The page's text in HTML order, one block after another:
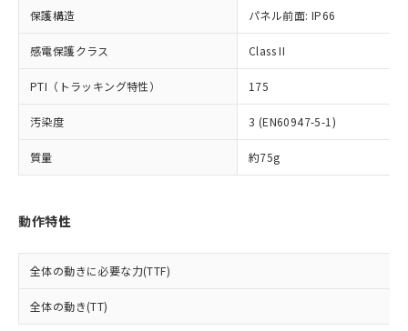
保護構造 パネル前面: IP66
感電保護クラス Class II
PTI（トラッキング特性） 175
汚染度 3 (EN60947-5-1)
質量 約75g
動作特性
全体の動きに必要な力(TTF)
全体の動き(TT)
販売ネットワーク
」をご確認
在庫状況および標準価格結果を当社の
事前の承諾なく第三者に漏洩または開
示しないようお願いします。
マイパーツ機能（部品リスト作成サー
ビス）をご利用いただくには、I-Web
メンバーズにご登録されている必要が
引・商談に必要な範囲で利用すること
をご了承ください。
※当社の共同利用者とは、
の共同利用に関して"
の「1.共同利
図的な使用がないことを確認しています。
部品在庫の切り替え状況などにより、予定
月が前後することがあります。
とができます。
51物質の非含有証明書（当社基準）
※2 環境保護使用期限
「ｅ」：有害物質（10物質）のすべてが基
準値以下であることを示します。
「10」：通常の使用状況下において有害物
質が外部に漏えいし、環境に深刻な影響を
及ぼさない年数を意味します。
「－」：未確認です。当社販売部門へお問
い合わせください。
武器並びにこれらの製造装置等に一切
当社は、貴社製品を第三者に販売する
場合は、上記1、2および3の内容を当
該第三者に通知します。また当社は、
販売先および販売に係わる関係者が違
法に輸出するおそれがある場合は、取
り引きをいたしません。
いては、お客様のお取引先、ま
たはお客様担当のオムロン制御
機器販売店・当社販売員にご確
受注生産機種、また在庫状況の
情報を公開していない機種